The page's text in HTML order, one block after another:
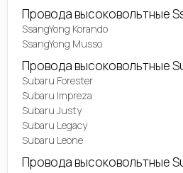
Провода высоковольтные
SsangYong Korando
SsangYong Musso
Провода высоковольтные
Subaru Forester
Subaru Impreza
Subaru Justy
Subaru Legacy
Subaru Leone
Провода высоковольтные